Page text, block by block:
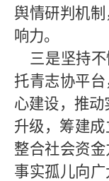
舆情研判机
响力。
三是坚持不
托青志协平
心建设，推动
升级，筹建
整合社会资金
事实孤儿向